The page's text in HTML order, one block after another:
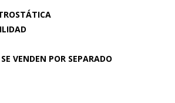
VENDEN POR SEPARADO